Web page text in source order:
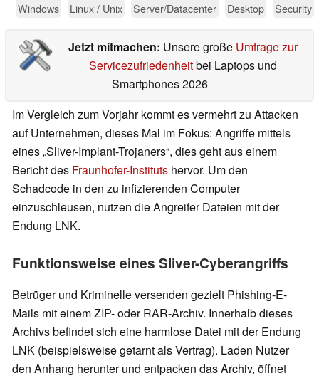
Windows
Linux / Unix Server/Datacenter Desktop Security
Jetzt mitmachen: Unsere große Umfrage zur
Servicezufriedenheitbei Laptops und
Smartphones 2026
Im Vergleich zum Vorjahr kommt es vermehrt zu Attacken
auf Unternehmen, dieses Mal im Fokus: Angriffe mittels
eines „Sliver-Implant-Trojaners“, dies geht aus einem
Bericht des Fraunhofer-Instituts hervor. Um den
Schadcode in den zu infizierenden Computer
einzuschleusen, nutzen die Angreifer Dateien mit der
Endung LNK.
Funktionsweise eines Sliver-Cyberangriffs
Betrüger und Kriminelle versenden gezielt Phishing-E-
Mails mit einem ZIP- oder RAR-Archiv. Innerhalb dieses
Archivs befindet sich eine harmlose Datei mit der Endung
LNK (beispielsweise getarnt als Vertrag). Laden Nutzer
den Anhang herunter und entpacken das Archiv, öffnet